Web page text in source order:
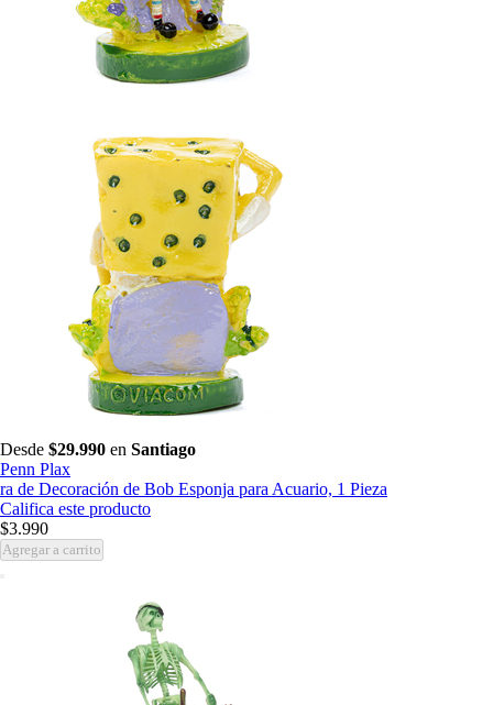
Desde $29.990 en Santiago
Penn Plax
ra de Decoración de Bob Esponja para Acuario, 1 Pieza
Califica este producto
$3.990
Agregar a carrito